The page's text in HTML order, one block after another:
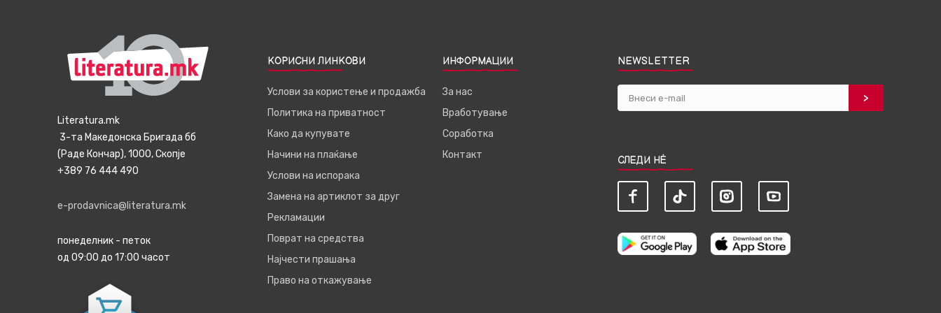
Literatura.mk
3-та Македонска Бригада бб
(Раде Кончар), 1000, Скопје
+389 76 444 490
e-prodavnica@literatura.mk
понеделник - петок
од 09:00 до 17:00 часот
КОРИСНИ ЛИНКОВИ
Услови за користење и продажба
Политика на приватност
Како да купувате
Начини на плаќање
Услови на испорака
Замена на артиклот за друг
Рекламации
Поврат на средства
Најчести прашања
Право на откажување
ИНФОРМАЦИИ
За нас
Вработување
Соработка
Контакт
NEWSLETTER
СЛЕДИ НЀ